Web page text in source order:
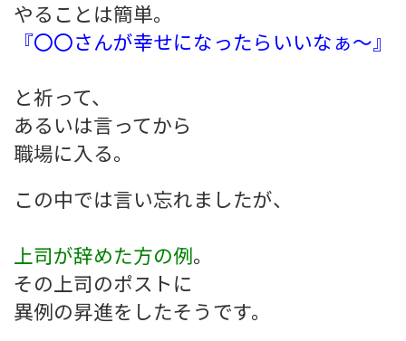
やることは簡単。
『〇〇さんが幸せになったらいいなぁ～』
と祈って、
あるいは言ってから
職場に入る。
この中では言い忘れましたが、
上司が辞めた方の例。
その上司のポストに
異例の昇進をしたそうです。